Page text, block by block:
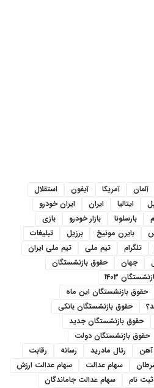
آلمان آمریکا آیفون
استقلال
ایتالیا ایران
ایران خودرو
بارسلونا بازار خودرو
بازی
بایرن مونیخ برزیل
تبلیغات
تلگرام تیم ملی
تیم ملی ایران
جهان
حقوق بازنشستگان
1403
حقوق بازنشستگان این ماه
حقوق بازنشستگان بانکی
حقوق بازنشستگان جدید
حقوق بازنشستگان دولت
رئال مادرید رسانه
رقابت
سهام عدالت
سهام عدالت ارزش
نام
سهام عدالت جاماندگان